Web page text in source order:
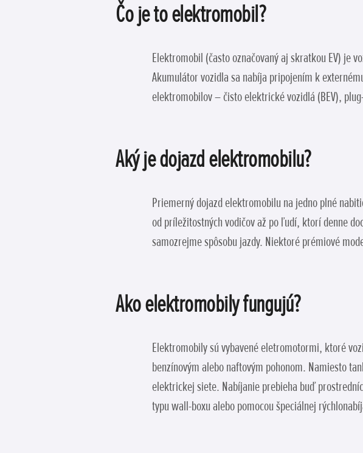
Čo je to elektromobil?
Elektromobil (často označovaný aj skratkou EV) je
Akumulátor vozidla sa nabíja pripojením k
elektromobilov – čisto elektrické vozidlá (BEV),
Aký je dojazd elektromobilu?
Priemerný dojazd elektromobilu na jedno plné
od príležitostných vodičov až po ľudí, ktorí denne
samozrejme spôsobu jazdy. Niektoré prémiové
Ako elektromobily fungujú?
Elektromobily sú vybavené eletromotormi, ktoré
benzínovým alebo naftovým pohonom. Namiesto
elektrickej siete. Nabíjanie prebieha buď
typu wall-boxu alebo pomocou špeciálnej